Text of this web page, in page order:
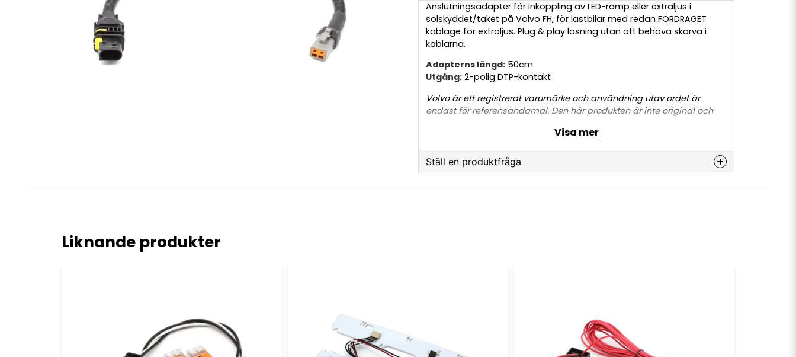
Anslutningsadapter för inkoppling av LED-ramp eller extraljus i
solskyddet/taket på Volvo FH, för lastbilar med redan FÖRDRAGET
kablage för extraljus. Plug & play lösning utan att behöva skarva i
kablarna.
Adapterns längd: 50cm
Utgång: 2-polig DTP-kontakt
Volvo är ett registrerat varumärke och användning utav ordet är
endast för referensändamål. Den här produkten är inte original och
varumärkesordet görs endast för att delen passar till lastbilen.
Visa mer
Ställ en produktfråga
Liknande produkter